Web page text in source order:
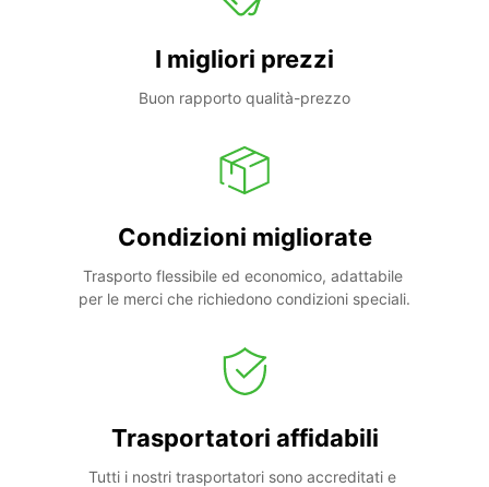
I migliori prezzi
Buon rapporto qualità-prezzo
Condizioni migliorate
Trasporto flessibile ed economico, adattabile
per le merci che richiedono condizioni speciali.
Trasportatori affidabili
Tutti i nostri trasportatori sono accreditati e